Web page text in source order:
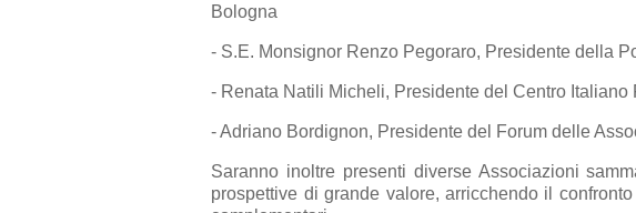
Bologna
- S.E. Monsignor Renzo Pegoraro, Presidente della
- Renata Natili Micheli, Presidente del Centro Italiano
- Adriano Bordignon, Presidente del Forum delle
Saranno inoltre presenti diverse Associazioni
prospettive di grande valore, arricchendo il